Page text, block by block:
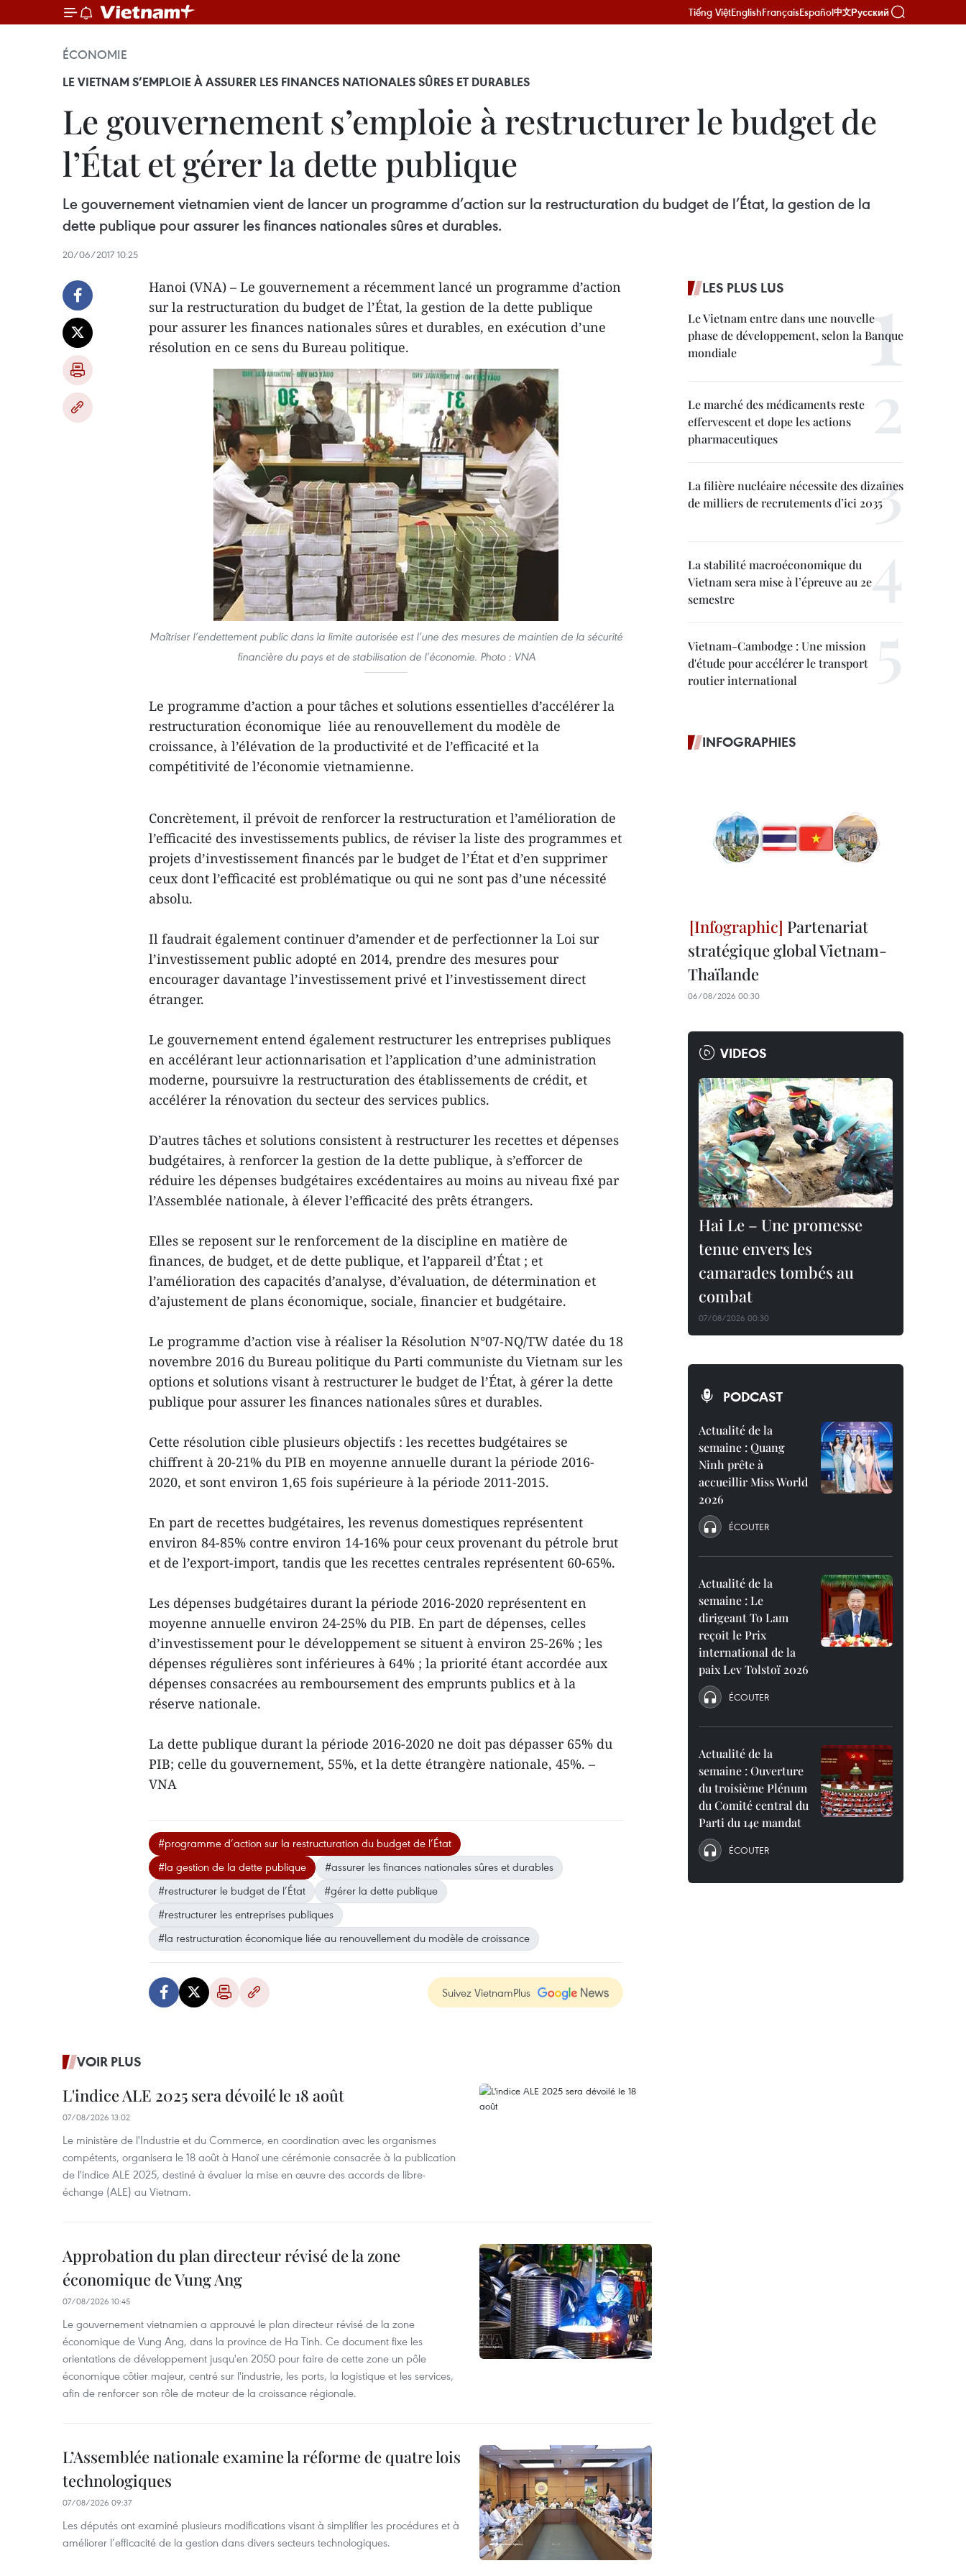
Tiếng ViệtEnglishFrançaisEspañol中文Русский
ÉCONOMIE
LE VIETNAM S’EMPLOIE À ASSURER LES FINANCES NATIONALES SÛRES ET DURABLES
Le gouvernement s’emploie à restructurer le budget de
l’État et gérer la dette publique
Le gouvernement vietnamien vient de lancer un programme d’action sur la restructuration du budget de l’État, la gestion de la
dette publique pour assurer les finances nationales sûres et durables.
20/06/2017 10:25
Hanoi (VNA) – Le gouvernement a récemment lancé un programme d’action
sur la restructuration du budget de l’État, la gestion de la dette publique
pour assurer les finances nationales sûres et durables, en exécution d’une
résolution en ce sens du Bureau politique.
Maîtriser l’endettement public dans la limite autorisée est l’une des mesures de maintien de la sécurité
financière du pays et de stabilisation de l’économie. Photo : VNA
Le programme d’action a pour tâches et solutions essentielles d’accélérer la
restructuration économique liée au renouvellement du modèle de
croissance, à l’élévation de la productivité et de l’efficacité et la
compétitivité de l’économie vietnamienne.
Concrètement, il prévoit de renforcer la restructuration et l’amélioration de
l’efficacité des investissements publics, de réviser la liste des programmes et
projets d’investissement financés par le budget de l’État et d’en supprimer
ceux dont l’efficacité est problématique ou qui ne sont pas d’une nécessité
absolu.
Il faudrait également continuer d’amender et de perfectionner la Loi sur
l’investissement public adopté en 2014, prendre des mesures pour
encourager davantage l’investissement privé et l’investissement direct
étranger.
Le gouvernement entend également restructurer les entreprises publiques
en accélérant leur actionnarisation et l’application d’une administration
moderne, poursuivre la restructuration des établissements de crédit, et
accélérer la rénovation du secteur des services publics.
D’autres tâches et solutions consistent à restructurer les recettes et dépenses
budgétaires, à renforcer la gestion de la dette publique, à s’efforcer de
réduire les dépenses budgétaires excédentaires au moins au niveau fixé par
l’Assemblée nationale, à élever l’efficacité des prêts étrangers.
Elles se reposent sur le renforcement de la discipline en matière de
finances, de budget, et de dette publique, et l’appareil d’État ; et
l’amélioration des capacités d’analyse, d’évaluation, de détermination et
d’ajustement de plans économique, sociale, financier et budgétaire.
Le programme d’action vise à réaliser la Résolution N°07-NQ/TW datée du 18
novembre 2016 du Bureau politique du Parti communiste du Vietnam sur les
options et solutions visant à restructurer le budget de l’État, à gérer la dette
publique pour assurer les finances nationales sûres et durables.
Cette résolution cible plusieurs objectifs : les recettes budgétaires se
chiffrent à 20-21% du PIB en moyenne annuelle durant la période 2016-
2020, et sont environ 1,65 fois supérieure à la période 2011-2015.
En part de recettes budgétaires, les revenus domestiques représentent
environ 84-85% contre environ 14-16% pour ceux provenant du pétrole brut
et de l’export-import, tandis que les recettes centrales représentent 60-65%.
Les dépenses budgétaires durant la période 2016-2020 représentent en
moyenne annuelle environ 24-25% du PIB. En part de dépenses, celles
d’investissement pour le développement se situent à environ 25-26% ; les
dépenses régulières sont inférieures à 64% ; la priorité étant accordée aux
dépenses consacrées au remboursement des emprunts publics et à la
réserve nationale.
La dette publique durant la période 2016-2020 ne doit pas dépasser 65% du
PIB; celle du gouvernement, 55%, et la dette étrangère nationale, 45%. –
VNA
#programme d’action sur la restructuration du budget de l’État
#la gestion de la dette publique
#assurer les finances nationales sûres et durables
#restructurer le budget de l’État
#gérer la dette publique
#restructurer les entreprises publiques
#la restructuration économique liée au renouvellement du modèle de croissance
Suivez VietnamPlus
VOIR PLUS
L'indice ALE 2025 sera dévoilé le 18 août
07/08/2026 13:02
Le ministère de l'Industrie et du Commerce, en coordination avec les organismes
compétents, organisera le 18 août à Hanoï une cérémonie consacrée à la publication
de l'indice ALE 2025, destiné à évaluer la mise en œuvre des accords de libre-
échange (ALE) au Vietnam.
Approbation du plan directeur révisé de la zone
économique de Vung Ang
07/08/2026 10:45
Le gouvernement vietnamien a approuvé le plan directeur révisé de la zone
économique de Vung Ang, dans la province de Ha Tinh. Ce document fixe les
orientations de développement jusqu'en 2050 pour faire de cette zone un pôle
économique côtier majeur, centré sur l'industrie, les ports, la logistique et les services,
afin de renforcer son rôle de moteur de la croissance régionale.
L’Assemblée nationale examine la réforme de quatre lois
technologiques
07/08/2026 09:37
Les députés ont examiné plusieurs modifications visant à simplifier les procédures et à
améliorer l’efficacité de la gestion dans divers secteurs technologiques.
LES PLUS LUS
Le Vietnam entre dans une nouvelle
phase de développement, selon la Banque
mondiale
Le marché des médicaments reste
effervescent et dope les actions
pharmaceutiques
La filière nucléaire nécessite des dizaines
de milliers de recrutements d’ici 2035
La stabilité macroéconomique du
Vietnam sera mise à l’épreuve au 2e
semestre
Vietnam-Cambodge : Une mission
d'étude pour accélérer le transport
routier international
INFOGRAPHIES
Partenariat
stratégique global Vietnam-
Thaïlande
06/08/2026 00:30
VIDEOS
Hai Le – Une promesse
tenue envers les
camarades tombés au
combat
07/08/2026 00:30
PODCAST
Actualité de la
semaine : Quang
Ninh prête à
accueillir Miss World
2026
ÉCOUTER
Actualité de la
semaine : Le
dirigeant To Lam
reçoit le Prix
international de la
paix Lev Tolstoï 2026
ÉCOUTER
Actualité de la
semaine : Ouverture
du troisième Plénum
du Comité central du
Parti du 14e mandat
ÉCOUTER